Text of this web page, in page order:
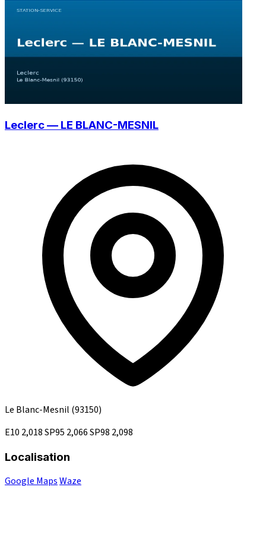
Leclerc — LE BLANC-MESNIL
Le Blanc-Mesnil (93150)
E10 2,018SP95 2,066SP98 2,098
Localisation
Google MapsWaze